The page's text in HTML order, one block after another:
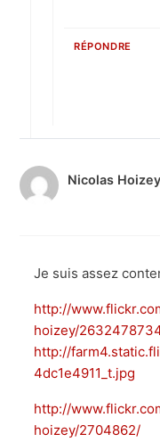
RÉPONDRE
Nicolas Hoizey
Je suis assez
http://
hoizey/
http://
4dc1e4911_t.jpg
http://
hoizey/2704862/